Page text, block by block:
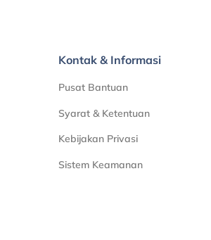
Kontak & Informasi
Pusat Bantuan
Syarat & Ketentuan
Kebijakan Privasi
Sistem Keamanan